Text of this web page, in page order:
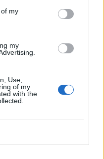
my
my
Use,
of my
with the
την
της Ευρώπης
με ψυχρή ακρίβεια αυτή
βαθιά για πολέμους,
ταυτόχρονα ζητούν μια